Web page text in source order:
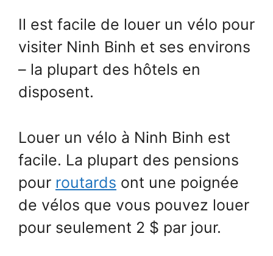
Il est facile de louer un vélo pour
visiter Ninh Binh et ses environs
– la plupart des hôtels en
disposent.
Louer un vélo à Ninh Binh est
facile. La plupart des pensions
pour routards ont une poignée
de vélos que vous pouvez louer
pour seulement 2 $ par jour.